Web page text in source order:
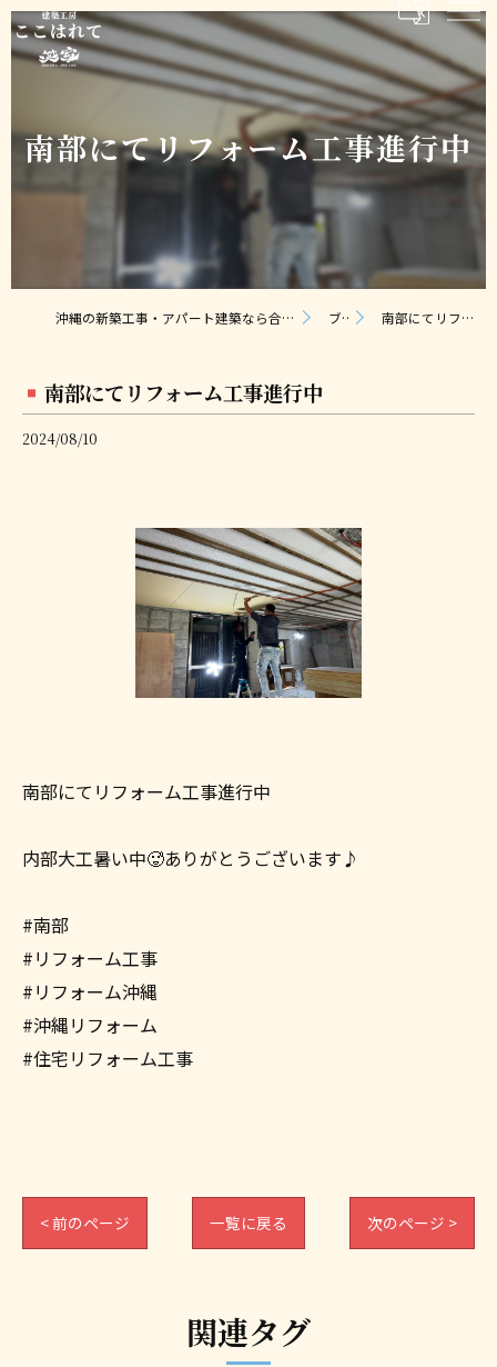
南部にてリフォーム工事進行中
沖縄の新築工事・アパート建築なら合同会社ここはれて｜無料相談・見積り対応 ブログ 南部にてリフォーム工事進行中
南部にてリフォーム工事進行中
2024/08/10
南部にてリフォーム工事進行中
内部大工暑い中🥵ありがとうございます♪
#南部
#リフォーム工事
#リフォーム沖縄
#沖縄リフォーム
#住宅リフォーム工事
< 前のページ 一覧に戻る 次のページ >
関連タグ